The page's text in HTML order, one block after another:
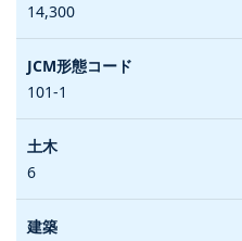
14,300
101-1
6